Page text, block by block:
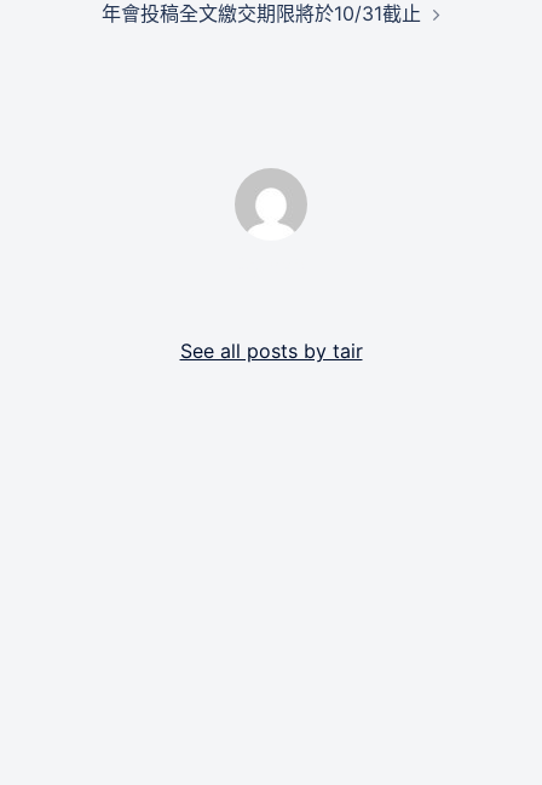
年會投稿全文繳交期限將於10/31截止
See all posts by tair